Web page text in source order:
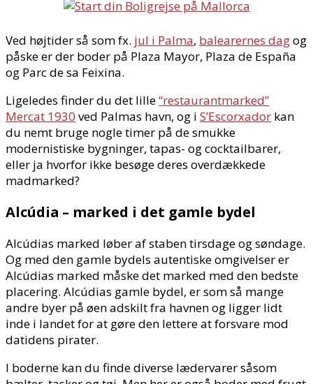
Ved højtider så som fx. jul i Palma, balearernes dagog
påske er der boder på Plaza Mayor, Plaza de España
og Parc de sa Feixina.
Ligeledes finder du det lille“restaurantmarked”
Mercat 1930 ved Palmas havn, og i S’Escorxador kan
du nemt bruge nogle timer på de smukke
modernistiske bygninger, tapas- og cocktailbarer,
eller ja hvorfor ikke besøge deres overdækkede
madmarked?
Alcúdia – marked i det gamle bydel
Alcúdias marked løber af staben tirsdage og søndage.
Og med den gamle bydels autentiske omgivelser er
Alcúdias marked måske det marked med den bedste
placering. Alcúdias gamle bydel, er som så mange
andre byer på øen adskilt fra havnen og ligger lidt
inde i landet for at gøre den lettere at forsvare mod
datidens pirater.
I boderne kan du finde diverse lædervarer såsom